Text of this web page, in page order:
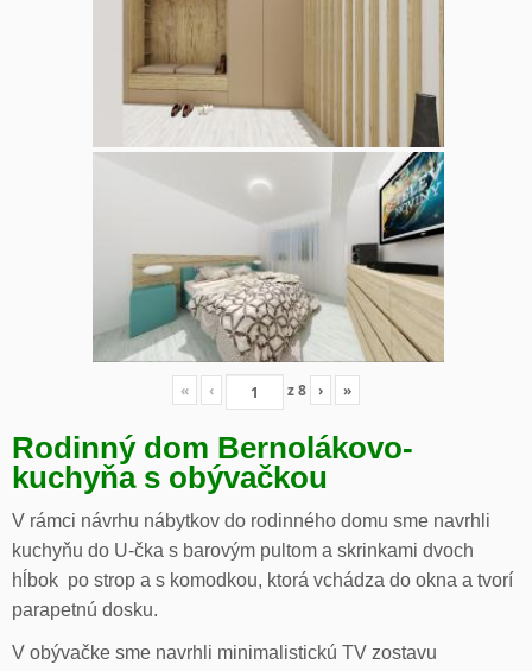
« ‹ z8 › »
Rodinný dom Bernolákovo-
kuchyňa s obývačkou
V rámci návrhu nábytkov do rodinného domu sme navrhli
kuchyňu do U-čka s barovým pultom a skrinkami dvoch
hĺbok po strop a s komodkou, ktorá vchádza do okna a tvorí
parapetnú dosku.
V obývačke sme navrhli minimalistickú TV zostavu